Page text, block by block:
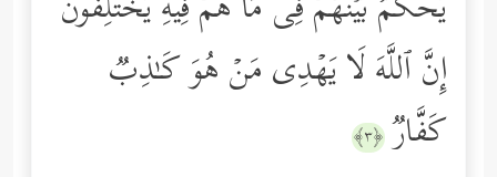
إِنَّ ٱللَّهَ لَا یَهۡدِی مَنۡ هُوَ كَـٰذِبࣱ
كَفَّارࣱ ﴿٣﴾